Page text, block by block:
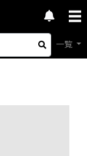
一覧